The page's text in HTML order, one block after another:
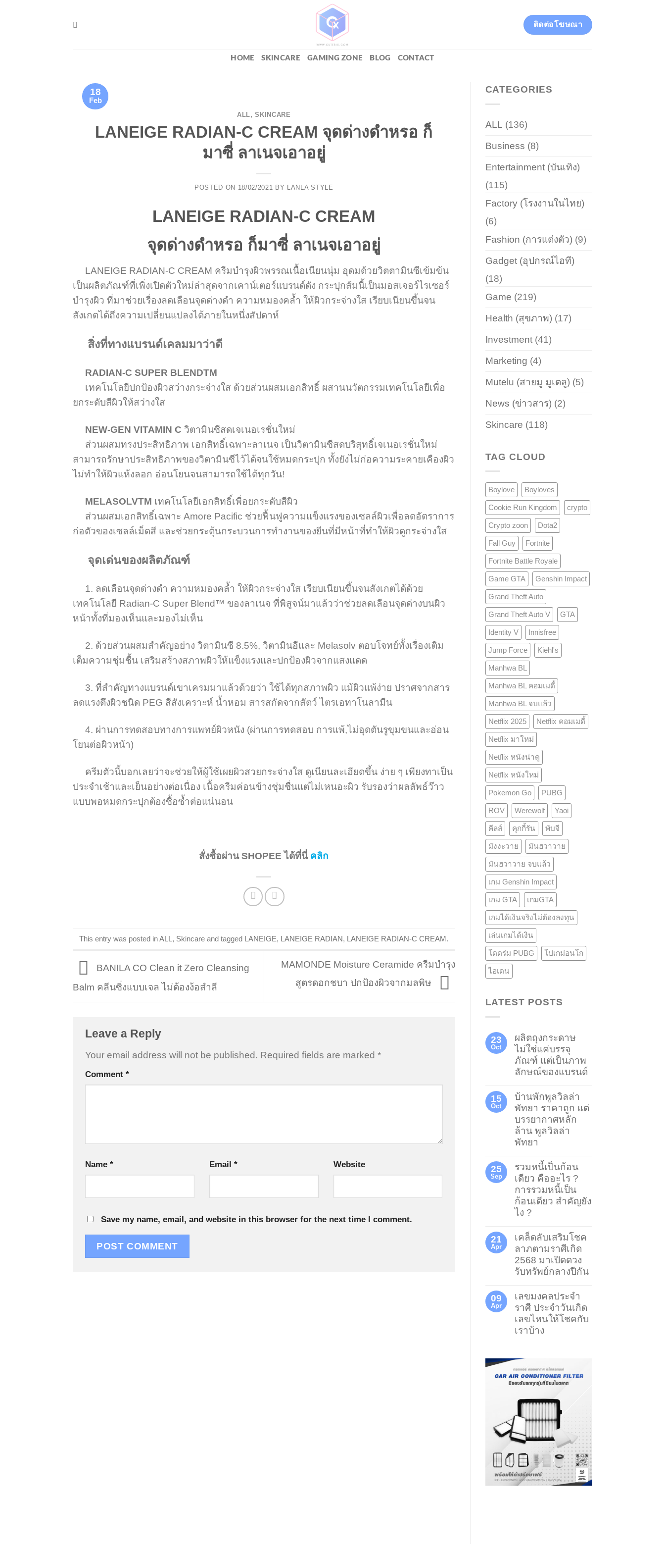
ติดต่อโฆษณา
HOME SKINCARE GAMING ZONE BLOG CONTACT
18
Feb
ALL,SKINCARE
LANEIGE RADIAN-C CREAM จุดด่างดำหรอ ก็
มาซี่ ลาเนจเอาอยู่
POSTED ON 18/02/2021 BY LANLA STYLE
LANEIGE RADIAN-C CREAM
จุดด่างดำหรอ ก็มาซี่ ลาเนจเอาอยู่
LANEIGE RADIAN-C CREAM ครีมบำรุงผิวพรรณเนื้อเนียนนุ่ม อุดมด้วยวิตตามินซีเข้มข้น
เป็นผลิตภัณฑ์ที่เพิ่งเปิดตัวใหม่ล่าสุดจากเคาน์เตอร์แบรนด์ดัง กระปุกส้มนี้เป็นมอสเจอร์ไรเซอร์
บำรุงผิว ที่มาช่วยเรื่องลดเลือนจุดด่างดำ ความหมองคล้ำ ให้ผิวกระจ่างใส เรียบเนียนขึ้นจน
สังเกตได้ถึงความเปลี่ยนแปลงได้ภายในหนึ่งสัปดาห์
สิ่งที่ทางแบรนด์เคลมมาว่าดี
RADIAN-C SUPER BLENDTM
เทคโนโลยีปกป้องผิวสว่างกระจ่างใส ด้วยส่วนผสมเอกสิทธิ์ ผสานนวัตกรรมเทคโนโลยีเพื่อ
ยกระดับสีผิวให้สว่างใส
NEW-GEN VITAMIN C วิตามินซีสดเจเนอเรชั่นใหม่
ส่วนผสมทรงประสิทธิภาพ เอกสิทธิ์เฉพาะลาเนจ เป็นวิตามินซีสดบริสุทธิ์เจเนอเรชั่นใหม่
สามารถรักษาประสิทธิภาพของวิตามินซีไว้ได้จนใช้หมดกระปุก ทั้งยังไม่ก่อความระคายเคืองผิว
ไม่ทำให้ผิวแห้งลอก อ่อนโยนจนสามารถใช้ได้ทุกวัน!
MELASOLVTM เทคโนโลยีเอกสิทธิ์เพื่อยกระดับสีผิว
ส่วนผสมเอกสิทธิ์เฉพาะ Amore Pacific ช่วยฟื้นฟูความแข็งแรงของเซลล์ผิวเพื่อลดอัตราการ
ก่อตัวของเซลล์เม็ดสี และช่วยกระตุ้นกระบวนการทำงานของยีนที่มีหน้าที่ทำให้ผิวดูกระจ่างใส
จุดเด่นของผลิตภัณฑ์
1. ลดเลือนจุดด่างดำ ความหมองคล้ำ ให้ผิวกระจ่างใส เรียบเนียนขึ้นจนสังเกตได้ด้วย
เทคโนโลยี Radian-C Super Blend™ ของลาเนจ ที่พิสูจน์มาแล้วว่าช่วยลดเลือนจุดด่างบนผิว
หน้าทั้งที่มองเห็นและมองไม่เห็น
2. ด้วยส่วนผสมสำคัญอย่าง วิตามินซี 8.5%, วิตามินอีและ Melasolv ตอบโจทย์ทั้งเรื่องเติม
เต็มความชุ่มชื้น เสริมสร้างสภาพผิวให้แข็งแรงและปกป้องผิวจากแสงแดด
3. ที่สำคัญทางแบรนด์เขาเครมมาแล้วด้วยว่า ใช้ได้ทุกสภาพผิว แม้ผิวแพ้ง่าย ปราศจากสาร
ลดแรงตึงผิวชนิด PEG สีสังเคราะห์ น้ำหอม สารสกัดจากสัตว์ ไตรเอทาโนลามีน
4. ผ่านการทดสอบทางการแพทย์ผิวหนัง (ผ่านการทดสอบ การแพ้,ไม่อุดตันรูขุมขนและอ่อน
โยนต่อผิวหน้า)
ครีมตัวนี้บอกเลยว่าจะช่วยให้ผู้ใช้เผยผิวสวยกระจ่างใส ดูเนียนละเอียดขึ้น ง่าย ๆ เพียงทาเป็น
ประจำเช้าและเย็นอย่างต่อเนื่อง เนื้อครีมค่อนข้างชุ่มชื่นแต่ไม่เหนอะผิว รับรองว่าผลลัพธ์ว๊าว
แบบพอหมดกระปุกต้องซื้อซ้ำต่อแน่นอน
สั่งซื้อผ่าน SHOPEE ได้ที่นี่ คลิก
This entry was posted inALL , Skincare and tagged LANEIGE, LANEIGE RADIAN, LANEIGE RADIAN-C CREAM.
BANILA CO Clean it Zero Cleansing
Balm คลีนซิ่งแบบเจล ไม่ต้องง้อสำลี
MAMONDE Moisture Ceramide ครีมบำรุง
สูตรดอกชบา ปกป้องผิวจากมลพิษ
Leave a Reply
Your email address will not be published. Required fields are marked *
Comment *
Name * Email * Website
Save my name, email, and website in this browser for the next time I comment.
CATEGORIES
ALL (136)
Business (8)
Entertainment (บันเทิง)
(115)
Factory (โรงงานในไทย)
(6)
Fashion (การแต่งตัว) (9)
Gadget (อุปกรณ์ไอที)
(18)
Game (219)
Health (สุขภาพ) (17)
Investment(41)
Marketing (4)
Mutelu (สายมู มูเตลู) (5)
News (ข่าวสาร) (2)
Skincare (118)
TAG CLOUD
Boylove Boyloves
Cookie Run Kingdom crypto
Crypto zoon Dota2
Fall Guy Fortnite
Fortnite Battle Royale
Game GTA Genshin Impact
Grand Theft Auto
Grand Theft Auto V GTA
Identity V Innisfree
Jump Force Kiehl's
Manhwa BL
Manhwa BL คอมเมดี้
Manhwa BL จบแล้ว
Netflix 2025 Netflix คอมเมดี้
Netflix มาใหม่
Netflix หนังน่าดู
Netflix หนังใหม่
Pokemon Go PUBG
ROV Werewolf Yaoi
คีลส์ คุกกี้รัน พับจี
มังงะวาย มันฮวาวาย
มันฮวาวาย จบแล้ว
เกม Genshin Impact
เกม GTA เกมGTA
เกมได้เงินจริงไม่ต้องลงทุน
เล่นเกมได้เงิน
โดดร่ม PUBG โปเกม่อนโก
ไอเดน
LATEST POSTS
23
Oct
ผลิตถุงกระดาษ
ไม่ใช่แค่บรรจุ
ภัณฑ์ แต่เป็นภาพ
ลักษณ์ของแบรนด์
15
Oct
บ้านพักพูลวิลล่า
พัทยา ราคาถูก แต่
บรรยากาศหลัก
ล้าน พูลวิลล่า
พัทยา
25
Sep
รวมหนี้เป็นก้อน
เดียว คืออะไร ?
การรวมหนี้เป็น
ก้อนเดียว สำคัญยัง
ไง ?
21
Apr
เคล็ดลับเสริมโชค
ลาภตามราศีเกิด
2568 มาเปิดดวง
รับทรัพย์กลางปีกัน
09
Apr
เลขมงคลประจำ
ราศี ประจำวันเกิด
เลขไหนให้โชคกับ
เราบ้าง